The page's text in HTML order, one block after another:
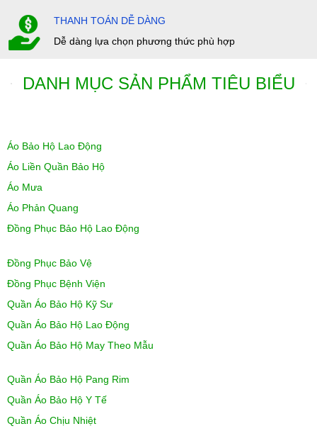
THANH TOÁN DỄ DÀNG
Dễ dàng lựa chọn phương thức phù hợp
DANH MỤC SẢN PHẨM TIÊU BIỂU
Áo Bảo Hộ Lao Động
Áo Liền Quần Bảo Hộ
Áo Mưa
Áo Phản Quang
Đồng Phục Bảo Hộ Lao Động
Đồng Phục Bảo Vệ
Đồng Phục Bệnh Viện
Quần Áo Bảo Hộ Kỹ Sư
Quần Áo Bảo Hộ Lao Động
Quần Áo Bảo Hộ May Theo Mẫu
Quần Áo Bảo Hộ Pang Rim
Quần Áo Bảo Hộ Y Tế
Quần Áo Chịu Nhiệt